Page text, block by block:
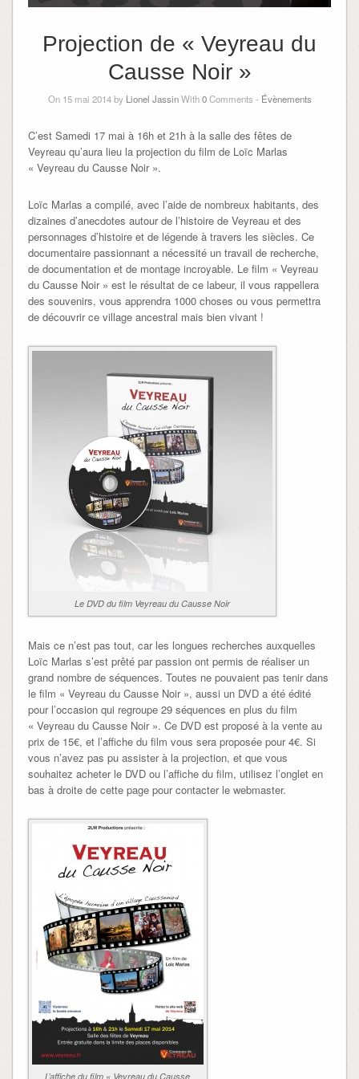
Projection de « Veyreau du
Causse Noir »
On 15 mai 2014 by Lionel JassinWith0Comments - Évènements
C’est Samedi 17 mai à 16h et 21h à la salle des fêtes de
Veyreau qu’aura lieu la projection du film de Loïc Marlas
« Veyreau du Causse Noir ».
Loïc Marlas a compilé, avec l’aide de nombreux habitants, des
dizaines d’anecdotes autour de l’histoire de Veyreau et des
personnages d’histoire et de légende à travers les siècles. Ce
documentaire passionnant a nécessité un travail de recherche,
de documentation et de montage incroyable. Le film « Veyreau
du Causse Noir » est le résultat de ce labeur, il vous rappellera
des souvenirs, vous apprendra 1000 choses ou vous permettra
de découvrir ce village ancestral mais bien vivant !
Le DVD du film Veyreau du Causse Noir
Mais ce n’est pas tout, car les longues recherches auxquelles
Loïc Marlas s’est prêté par passion ont permis de réaliser un
grand nombre de séquences. Toutes ne pouvaient pas tenir dans
le film « Veyreau du Causse Noir », aussi un DVD a été édité
pour l’occasion qui regroupe 29 séquences en plus du film
« Veyreau du Causse Noir ». Ce DVD est proposé à la vente au
prix de 15€, et l’affiche du film vous sera proposée pour 4€. Si
vous n’avez pas pu assister à la projection, et que vous
souhaitez acheter le DVD ou l’affiche du film, utilisez l’onglet en
bas à droite de cette page pour contacter le webmaster.
L’affiche du film « Veyreau du Causse